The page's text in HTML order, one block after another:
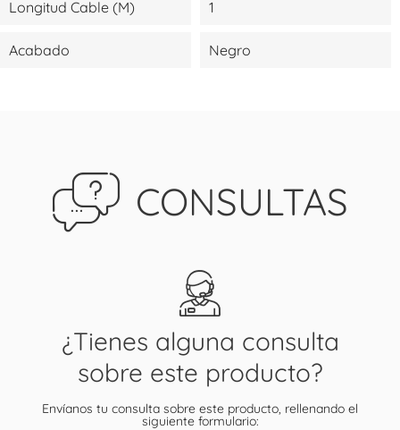
Longitud Cable (m) 1
Acabado Negro
CONSULTAS
¿Tienes alguna consulta
sobre este producto?
Envíanos tu consulta sobre este producto, rellenando el
siguiente formulario: